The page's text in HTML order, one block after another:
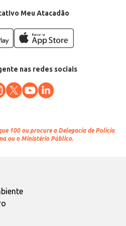
Meu Atacadão
nas redes sociais
100 ou procure a Delegacia de Polícia
ou o Ministério Público.